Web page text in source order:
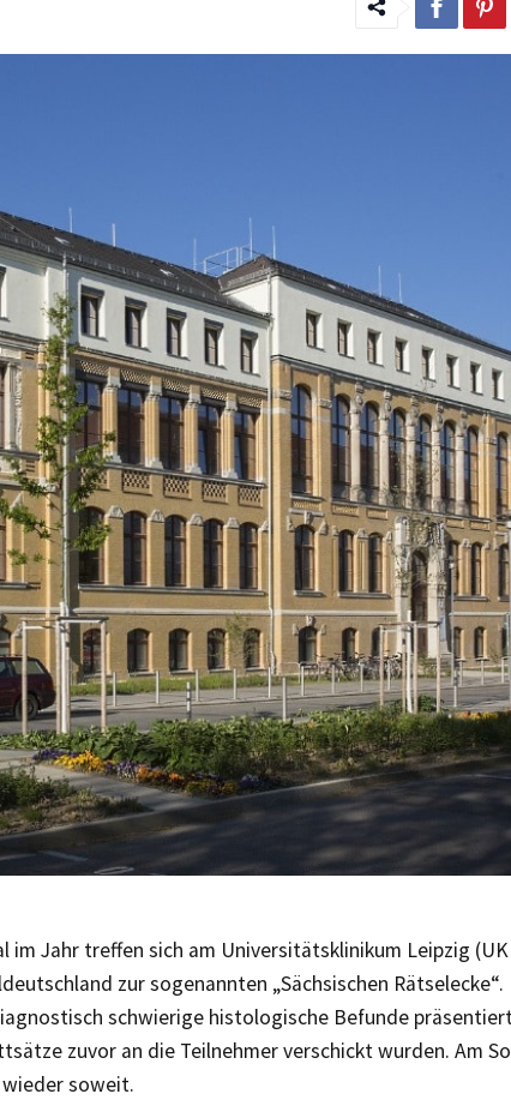
im Jahr treffen sich am Universitätsklinikum Leipzig
zur sogenannten „Sächsischen
schwierige histologische Befunde
zuvor an die Teilnehmer verschickt wurden. Am
soweit.